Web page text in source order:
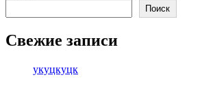
2026
Поиск
Свежие записи
укуцкуцк